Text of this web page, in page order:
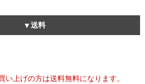
送料
い上げの方は送料無料になります。